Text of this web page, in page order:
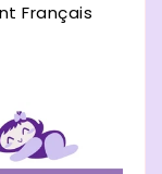
Français